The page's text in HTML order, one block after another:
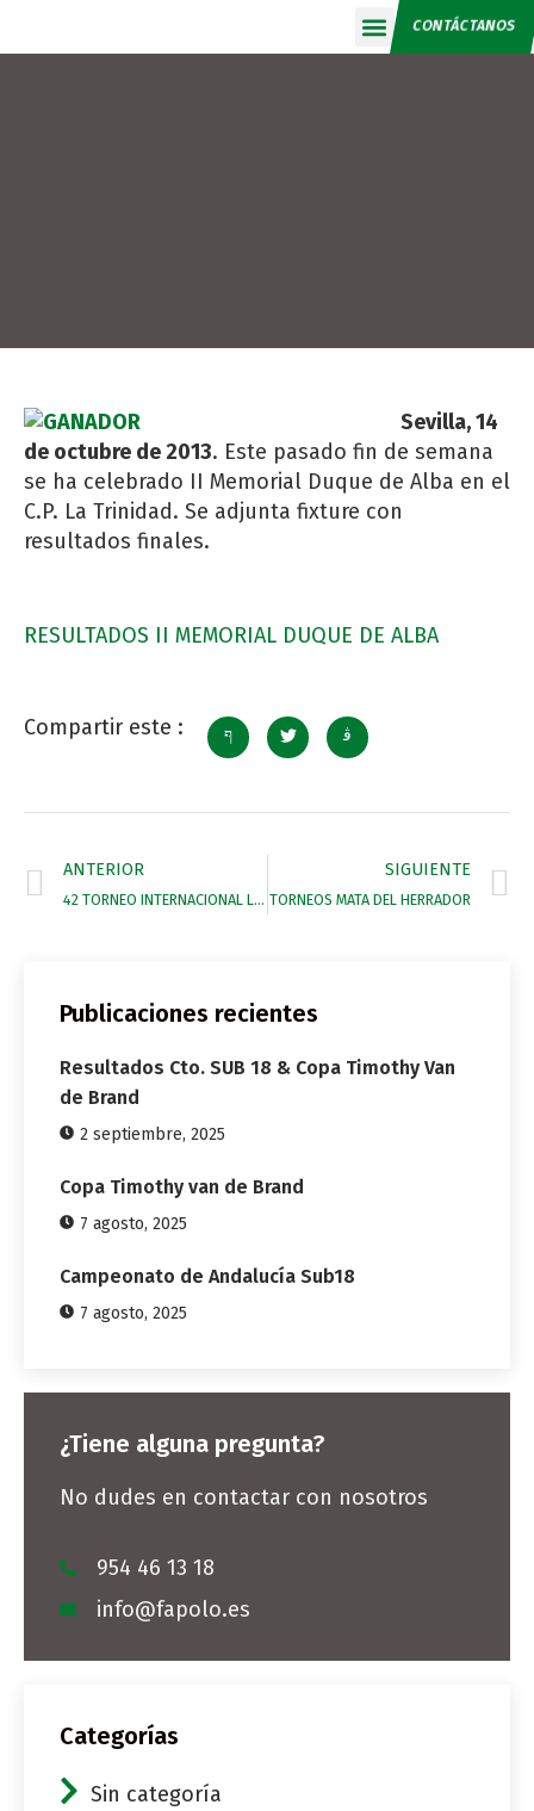
CONTÁCTANOS
Sevilla, 14
de octubre de 2013. Este pasado fin de semana
se ha celebrado II Memorial Duque de Alba en el
C.P. La Trinidad. Se adjunta fixture con
resultados finales.
RESULTADOS II MEMORIAL DUQUE DE ALBA
Compartir este :
ANTERIOR
42 TORNEO INTERNACIONAL LAND ROVER – COPA DE PLATA
SIGUIENTE
TORNEOS MATA DEL HERRADOR
Publicaciones recientes
Resultados Cto. SUB 18 & Copa Timothy Van
de Brand
2 septiembre, 2025
Copa Timothy van de Brand
7 agosto, 2025
Campeonato de Andalucía Sub18
7 agosto, 2025
¿Tiene alguna pregunta?
No dudes en contactar con nosotros
954 46 13 18
info@fapolo.es
Categorías
Sin categoría